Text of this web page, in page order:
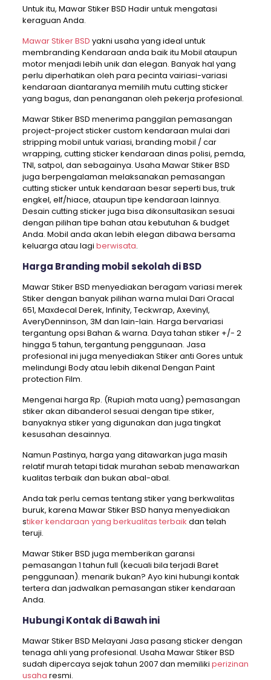
Untuk itu, Mawar Stiker BSD Hadir untuk mengatasi
keraguan Anda.
Mawar Stiker BSD yakni usaha yang ideal untuk
membranding Kendaraan anda baik itu Mobil ataupun
motor menjadi lebih unik dan elegan. Banyak hal yang
perlu diperhatikan oleh para pecinta vairiasi-variasi
kendaraan diantaranya memilih mutu cutting sticker
yang bagus, dan penanganan oleh pekerja profesional.
Mawar Stiker BSD menerima panggilan pemasangan
project-project sticker custom kendaraan mulai dari
stripping mobil untuk variasi, branding mobil / car
wrapping, cutting sticker kendaraan dinas polisi, pemda,
TNI, satpol, dan sebagainya. Usaha Mawar Stiker BSD
juga berpengalaman melaksanakan pemasangan
cutting sticker untuk kendaraan besar seperti bus, truk
engkel, elf/hiace, ataupun tipe kendaraan lainnya.
Desain cutting sticker juga bisa dikonsultasikan sesuai
dengan pilihan tipe bahan atau kebutuhan & budget
Anda. Mobil anda akan lebih elegan dibawa bersama
keluarga atau lagi berwisata.
Harga Branding mobil sekolah di BSD
Mawar Stiker BSD menyediakan beragam variasi merek
Stiker dengan banyak pilihan warna mulai Dari Oracal
651, Maxdecal Derek, Infinity, Teckwrap, Axevinyl,
AveryDenninson, 3M dan lain-lain. Harga bervariasi
tergantung opsi Bahan & warna. Daya tahan stiker +/- 2
hingga 5 tahun, tergantung penggunaan. Jasa
profesional ini juga menyediakan Stiker anti Gores untuk
melindungi Body atau lebih dikenal Dengan Paint
protection Film.
Mengenai harga Rp. (Rupiah mata uang) pemasangan
stiker akan dibanderol sesuai dengan tipe stiker,
banyaknya stiker yang digunakan dan juga tingkat
kesusahan desainnya.
Namun Pastinya, harga yang ditawarkan juga masih
relatif murah tetapi tidak murahan sebab menawarkan
kualitas terbaik dan bukan abal-abal.
Anda tak perlu cemas tentang stiker yang berkwalitas
buruk, karena Mawar Stiker BSD hanya menyediakan
stiker kendaraan yang berkualitas terbaik dan telah
teruji.
Mawar Stiker BSD juga memberikan garansi
pemasangan 1 tahun full (kecuali bila terjadi Baret
penggunaan). menarik bukan? Ayo kini hubungi kontak
tertera dan jadwalkan pemasangan stiker kendaraan
Anda.
Hubungi Kontak di Bawah ini
Mawar Stiker BSD Melayani Jasa pasang sticker dengan
tenaga ahli yang profesional. Usaha Mawar Stiker BSD
sudah dipercaya sejak tahun 2007 dan memiliki perizinan
usaha resmi.